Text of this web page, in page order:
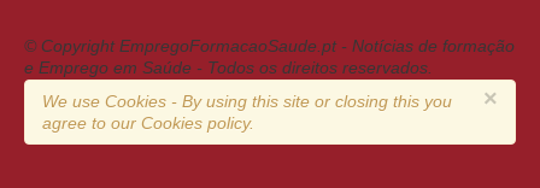
© Copyright EmpregoFormacaoSaude.pt - Notícias de formação
e Emprego em Saúde - Todos os direitos reservados.
×
We use Cookies - By using this site or closing this you
agree to our Cookies policy.